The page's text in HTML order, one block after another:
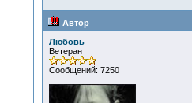
Автор
Любовь
Ветеран
Сообщений: 7250